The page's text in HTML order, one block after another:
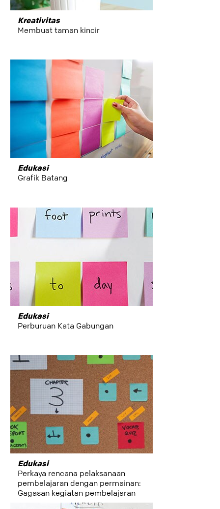
Kreativitas
Membuat taman kincir
Edukasi
Grafik Batang
Edukasi
Perburuan Kata Gabungan
Edukasi
Perkaya rencana pelaksanaan
pembelajaran dengan permainan:
Gagasan kegiatan pembelajaran
dalam ruang kelas untuk guru